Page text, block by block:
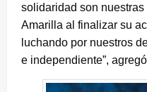
solidaridad son nuestras
Amarilla al finalizar su
luchando por nuestros
e independiente”,